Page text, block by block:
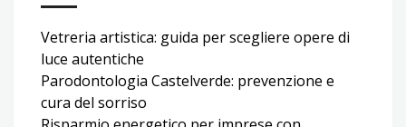
Vetreria artistica: guida per scegliere opere di
luce autentiche
Parodontologia Castelverde: prevenzione e
cura del sorriso